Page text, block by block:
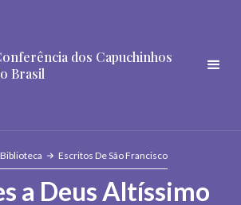
dos Capuchinhos
Brasil
Biblioteca Escritos De São Francisco
a Deus Altíssimo